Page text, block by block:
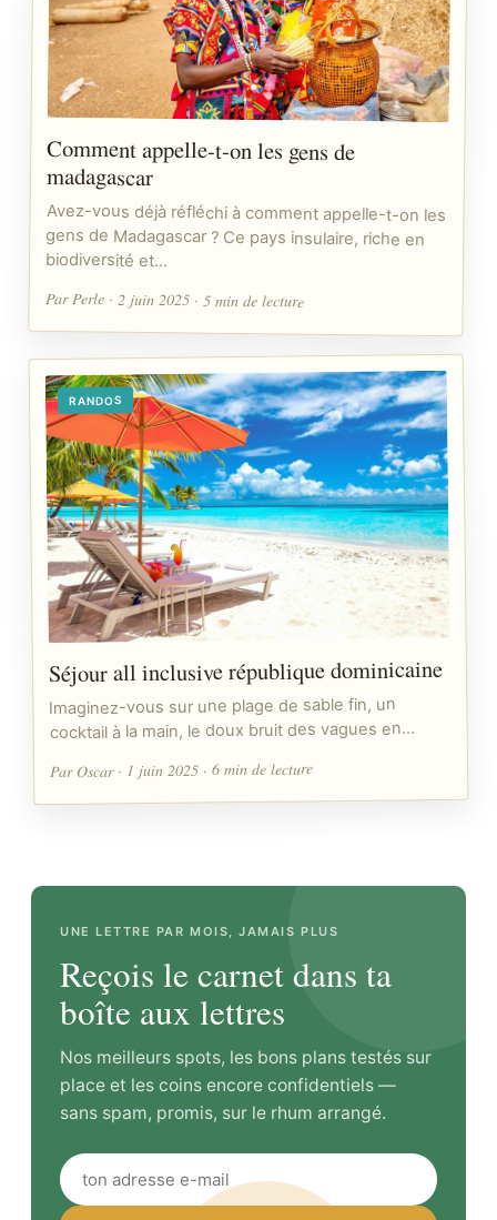
Comment appelle-t-on les gens de
madagascar
Avez-vous déjà réfléchi à comment appelle-t-on les
gens de Madagascar ? Ce pays insulaire, riche en
biodiversité et…
Par Perle · 2 juin 2025 · 5 min de lecture
RANDOS
Séjour all inclusive république dominicaine
Imaginez-vous sur une plage de sable fin, un
cocktail à la main, le doux bruit des vagues en…
Par Oscar · 1 juin 2025 · 6 min de lecture
UNE LETTRE PAR MOIS, JAMAIS PLUS
Reçois le carnet dans ta
boîte aux lettres
Nos meilleurs spots, les bons plans testés sur
place et les coins encore confidentiels —
sans spam, promis, sur le rhum arrangé.